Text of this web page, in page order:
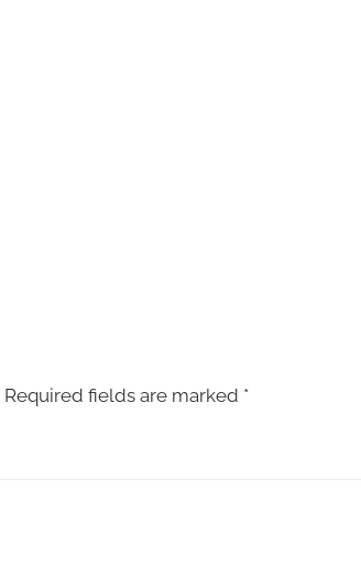
Required fields are marked *